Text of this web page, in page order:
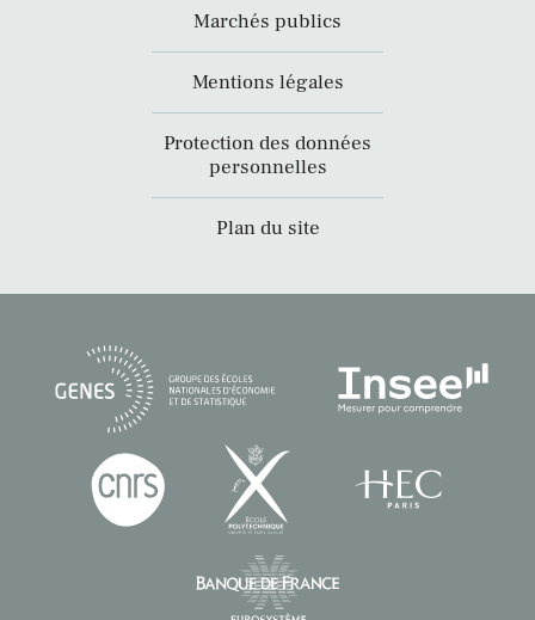
Marchés publics
Mentions légales
Protection des données
personnelles
Plan du site